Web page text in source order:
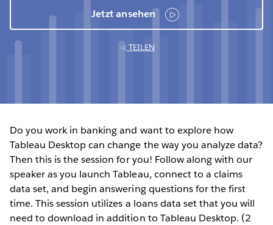
Jetzt ansehen
TEILEN
Do you work in banking and want to explore how
Tableau Desktop can change the way you analyze data?
Then this is the session for you! Follow along with our
speaker as you launch Tableau, connect to a claims
data set, and begin answering questions for the first
time. This session utilizes a loans data set that you will
need to download in addition to Tableau Desktop. (2